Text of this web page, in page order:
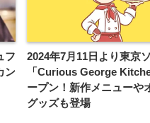
フ
ン
2024年7月11日より東京
「Curious George
ープン！新作メニューや
グッズも登場